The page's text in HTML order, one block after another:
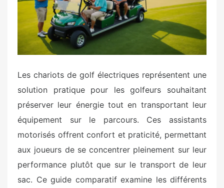
n
Les chariots de golf électriques représentent une
solution pratique pour les golfeurs souhaitant
préserver leur énergie tout en transportant leur
équipement sur le parcours. Ces assistants
motorisés offrent confort et praticité, permettant
aux joueurs de se concentrer pleinement sur leur
performance plutôt que sur le transport de leur
sac. Ce guide comparatif examine les différents